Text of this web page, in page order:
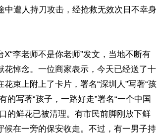
中遭人持刀攻击，经抢救无效次日不幸身
X“李老师不是你老师”发文，当地不断有
花悼念。一位商家表示，今天已经送了十
花束上附上了卡片，署名“深圳人”写著“孩
的写著“孩子，一路好走”署名“一个中国
的鲜花已被清理。有市民前脚刚放下鲜
候在一旁的保安收走。不过，有一男子持